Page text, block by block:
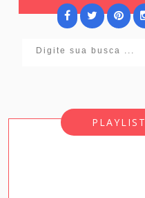
PLAYLIST